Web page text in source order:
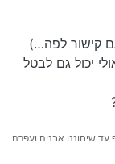
קישור לפה…)
יכול גם לבטל
שיחוננו אבניה ועפרה